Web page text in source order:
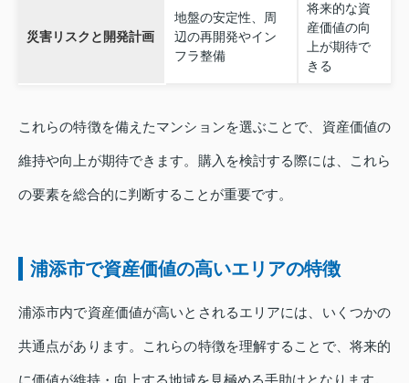
災害リスクと開発計画
地盤の安定性、周
辺の再開発やイン
フラ整備
将来的な資
産価値の向
上が期待で
きる
これらの特徴を備えたマンションを選ぶことで、資産価値の
維持や向上が期待できます。購入を検討する際には、これら
の要素を総合的に判断することが重要です。
浦添市で資産価値の高いエリアの特徴
浦添市内で資産価値が高いとされるエリアには、いくつかの
共通点があります。これらの特徴を理解することで、将来的
に価値が維持・向上する地域を見極める手助けとなります。